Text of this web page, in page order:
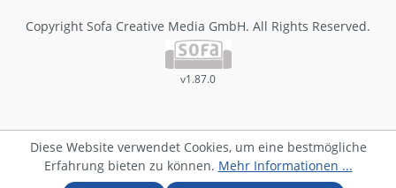
Copyright Sofa Creative Media GmbH. All Rights Reserved.
v1.87.0
Diese Website verwendet Cookies, um eine bestmögliche
Erfahrung bieten zu können. Mehr Informationen ...